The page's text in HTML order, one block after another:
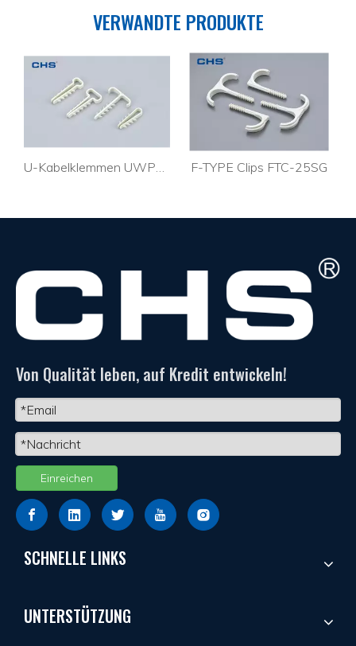
VERWANDTE PRODUKTE
U-Kabelklemmen UWP6-10 F-TYPE Clips FTC-25SG
Von Qualität leben, auf Kredit entwickeln!
Einreichen
SCHNELLE LINKS
UNTERSTÜTZUNG